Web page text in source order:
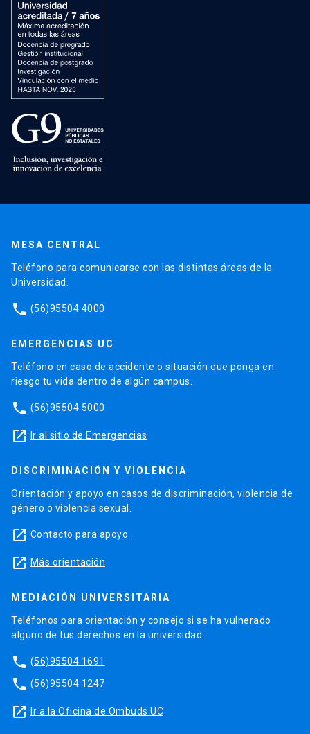
MESA CENTRAL
Teléfono para comunicarse con las distintas áreas de la
Universidad.
phone (56)95504 4000
EMERGENCIAS UC
Teléfono en caso de accidente o situación que ponga en
riesgo tu vida dentro de algún campus.
phone (56)95504 5000
launch Ir al sitio de Emergencias
DISCRIMINACIÓN Y VIOLENCIA
Orientación y apoyo en casos de discriminación, violencia de
género o violencia sexual.
launch Contacto para apoyo
launch Más orientación
MEDIACIÓN UNIVERSITARIA
Teléfonos para orientación y consejo si se ha vulnerado
alguno de tus derechos en la universidad.
phone (56)95504 1691
phone (56)95504 1247
launch Ir a la Oficina de Ombuds UC